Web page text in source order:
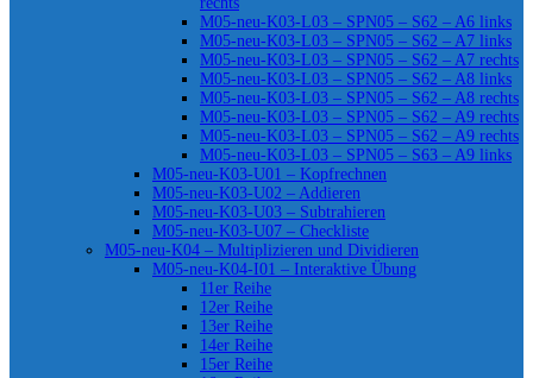
M05-neu-K03-L03 – SPN05 – S62 – A6 links
M05-neu-K03-L03 – SPN05 – S62 – A7 links
M05-neu-K03-L03 – SPN05 – S62 – A7 rechts
M05-neu-K03-L03 – SPN05 – S62 – A8 links
M05-neu-K03-L03 – SPN05 – S62 – A8 rechts
M05-neu-K03-L03 – SPN05 – S62 – A9 rechts
M05-neu-K03-L03 – SPN05 – S62 – A9 rechts
M05-neu-K03-L03 – SPN05 – S63 – A9 links
M05-neu-K03-U01 – Kopfrechnen
M05-neu-K03-U02 – Addieren
M05-neu-K03-U03 – Subtrahieren
M05-neu-K03-U07 – Checkliste
M05-neu-K04 – Multiplizieren und Dividieren
M05-neu-K04-I01 – Interaktive Übung
11er Reihe
12er Reihe
13er Reihe
14er Reihe
15er Reihe